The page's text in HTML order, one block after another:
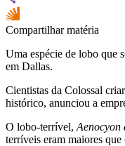
Compartilhar matéria
Uma espécie de lobo que
em Dallas.
Cientistas da Colossal
histórico, anunciou a
O lobo-terrível, Aenocyon
terríveis eram maiores